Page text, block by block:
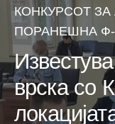
КОНКУРСОТ ЗА
ПОРАНЕШНА Ф-
врска со